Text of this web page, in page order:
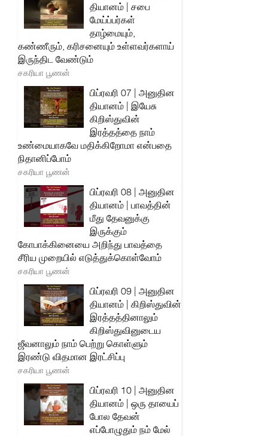
தியானம் | சபை
மேய்ப்பர்கள்
தாழ்மையும்,
கண்ணீரும், கரிசனையும் உள்ளவர்களாய்
இருந்திட வேண்டும்
சகரியா பூணன்
பிப்ரவரி 07 | அனுதின
தியானம் | இயேசு
கிறிஸ்துவின்
இரத்தத்தை நாம்
உண்மையாகவே மதிக்கிறோமா என்பதை
நிதானிப்போம்
சகரியா பூணன்
பிப்ரவரி 08 | அனுதின
தியானம் | பாவத்தின்
மீது தேவனுக்கு
இருக்கும்
கோபாக்கினையை அறிந்து பாவத்தை
சீரிய முறையில் எடுத்துக்கொள்வோம்
சகரியா பூணன்
பிப்ரவரி 09 | அனுதின
தியானம் | கிறிஸ்துவின்
இரத்தத்தினாலும்
கிறிஸ்துவினுடைய
ஜீவனாலும் நாம் பெற்று கொள்ளும்
இரண்டு விதமான இரட்சிப்பு
சகரியா பூணன்
பிப்ரவரி 10 | அனுதின
தியானம் | ஒரு தாயைப்
போல தேவன்
எப்போழுதும் நம் மேல்